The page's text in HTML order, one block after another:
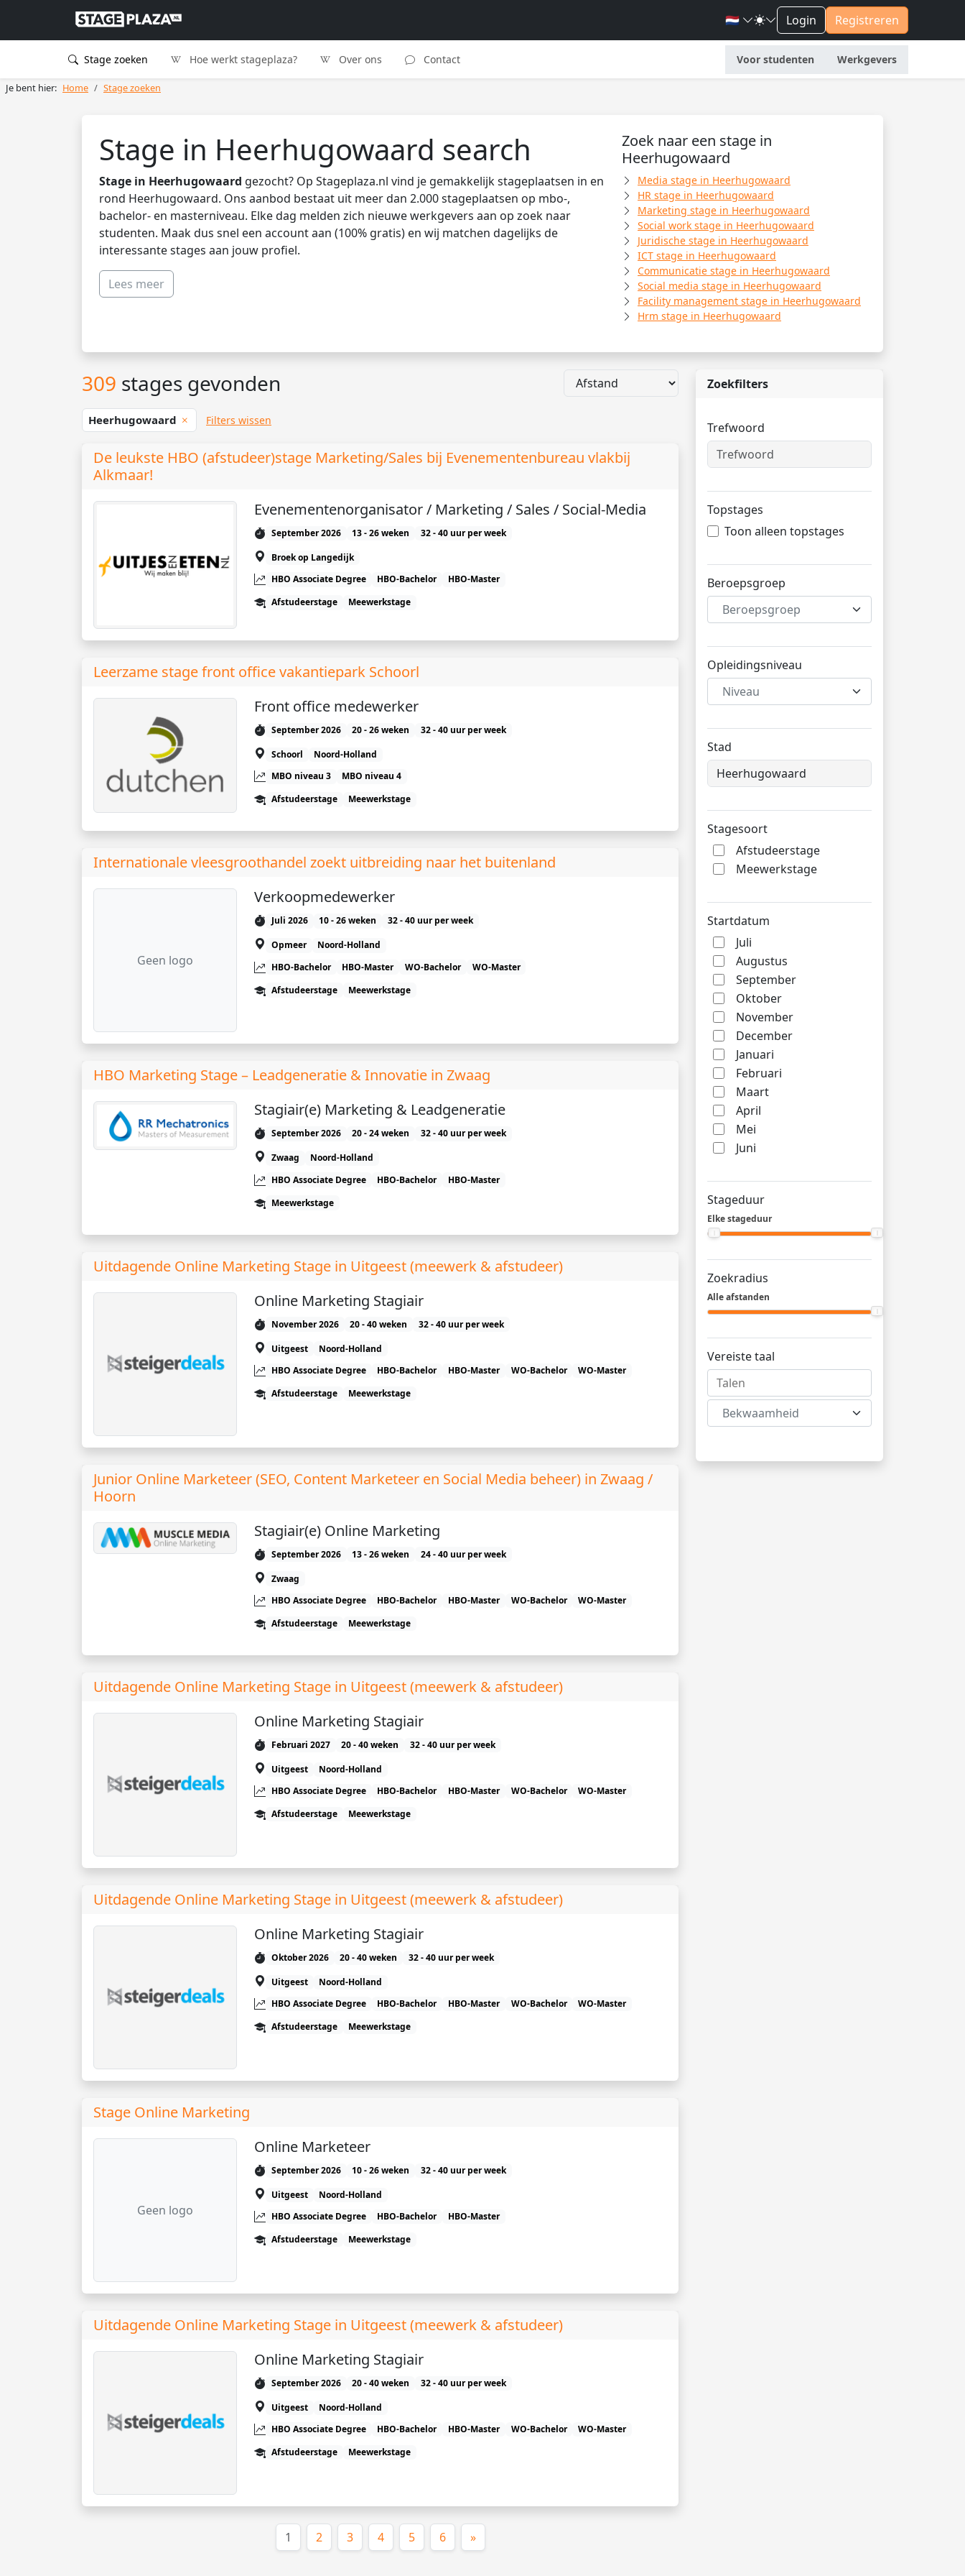
🇳🇱 Login Registreren
Stage zoeken Hoe werkt stageplaza? Over ons Contact Voor studenten Werkgevers
Je bent hier: Home Stage zoeken
Stage in Heerhugowaard search
Stage in Heerhugowaard gezocht? Op Stageplaza.nl vind je gemakkelijk stageplaatsen in en
rond Heerhugowaard. Ons aanbod bestaat uit meer dan 2.000 stageplaatsen op mbo-,
bachelor- en masterniveau. Elke dag melden zich nieuwe werkgevers aan op zoek naar
studenten. Maak dus snel een account aan (100% gratis) en wij matchen dagelijks de
interessante stages aan jouw profiel.
Lees meer
Zoek naar een stage in
Heerhugowaard
Media stage in Heerhugowaard
HR stage in Heerhugowaard
Marketing stage in Heerhugowaard
Social work stage in Heerhugowaard
Juridische stage in Heerhugowaard
ICT stage in Heerhugowaard
Communicatie stage in Heerhugowaard
Social media stage in Heerhugowaard
Facility management stage in Heerhugowaard
Hrm stage in Heerhugowaard
Zoekfilters
Trefwoord
Topstages
Toon alleen topstages
Beroepsgroep
Beroepsgroep
Opleidingsniveau
Niveau
Stad
Stagesoort
Afstudeerstage
Meewerkstage
Startdatum
Juli
Augustus
September
Oktober
November
December
Januari
Februari
Maart
April
Mei
Juni
Stageduur
Elke stageduur
Zoekradius
Alle afstanden
Vereiste taal
Bekwaamheid
309 stages gevonden
Heerhugowaard Filters wissen
De leukste HBO (afstudeer)stage Marketing/Sales bij Evenementenbureau vlakbij
Alkmaar!
Evenementenorganisator / Marketing / Sales / Social-Media
September 2026 13 - 26 weken
32 - 40 uur per week
Broek op Langedijk
HBO Associate Degree
HBO-Bachelor
HBO-Master
Afstudeerstage
Meewerkstage
Leerzame stage front office vakantiepark Schoorl
Front office medewerker
September 2026 20 - 26 weken
32 - 40 uur per week
Schoorl
Noord-Holland
MBO niveau 3
MBO niveau 4
Afstudeerstage
Meewerkstage
Internationale vleesgroothandel zoekt uitbreiding naar het buitenland
Geen logo
Verkoopmedewerker
Juli 2026 10 - 26 weken
32 - 40 uur per week
Opmeer
Noord-Holland
HBO-Bachelor
HBO-Master WO-Bachelor
WO-Master
Afstudeerstage
Meewerkstage
HBO Marketing Stage – Leadgeneratie & Innovatie in Zwaag
Stagiair(e) Marketing & Leadgeneratie
September 2026 20 - 24 weken
32 - 40 uur per week
Zwaag
Noord-Holland
HBO Associate Degree
HBO-Bachelor
HBO-Master
Meewerkstage
Uitdagende Online Marketing Stage in Uitgeest (meewerk & afstudeer)
Online Marketing Stagiair
November 2026 20 - 40 weken
32 - 40 uur per week
Uitgeest
Noord-Holland
HBO Associate Degree
HBO-Bachelor HBO-Master WO-Bachelor
WO-Master
Afstudeerstage
Meewerkstage
Junior Online Marketeer (SEO, Content Marketeer en Social Media beheer) in Zwaag /
Hoorn
Stagiair(e) Online Marketing
September 2026 13 - 26 weken
24 - 40 uur per week
Zwaag
HBO Associate Degree
HBO-Bachelor HBO-Master WO-Bachelor
WO-Master
Afstudeerstage
Meewerkstage
Uitdagende Online Marketing Stage in Uitgeest (meewerk & afstudeer)
Online Marketing Stagiair
Februari 2027 20 - 40 weken
32 - 40 uur per week
Uitgeest
Noord-Holland
HBO Associate Degree
HBO-Bachelor HBO-Master WO-Bachelor
WO-Master
Afstudeerstage
Meewerkstage
Uitdagende Online Marketing Stage in Uitgeest (meewerk & afstudeer)
Online Marketing Stagiair
Oktober 2026 20 - 40 weken
32 - 40 uur per week
Uitgeest
Noord-Holland
HBO Associate Degree
HBO-Bachelor HBO-Master WO-Bachelor
WO-Master
Afstudeerstage
Meewerkstage
Stage Online Marketing
Geen logo
Online Marketeer
September 2026 10 - 26 weken
32 - 40 uur per week
Uitgeest
Noord-Holland
HBO Associate Degree
HBO-Bachelor
HBO-Master
Afstudeerstage
Meewerkstage
Uitdagende Online Marketing Stage in Uitgeest (meewerk & afstudeer)
Online Marketing Stagiair
September 2026 20 - 40 weken
32 - 40 uur per week
Uitgeest
Noord-Holland
HBO Associate Degree
HBO-Bachelor HBO-Master WO-Bachelor
WO-Master
Afstudeerstage
Meewerkstage
1 (huidige)
2 3 4 5 6 »